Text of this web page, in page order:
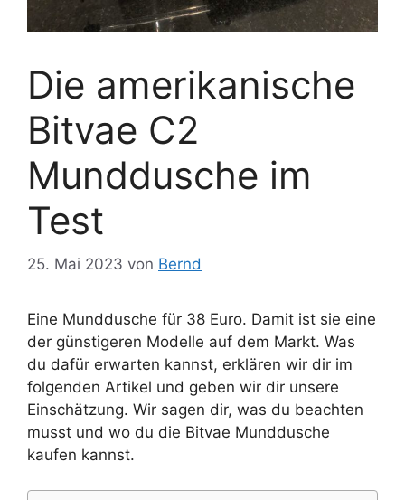
Die amerikanische
Bitvae C2
Munddusche im
Test
25. Mai 2023 von Bernd
Eine Munddusche für 38 Euro. Damit ist sie eine
der günstigeren Modelle auf dem Markt. Was
du dafür erwarten kannst, erklären wir dir im
folgenden Artikel und geben wir dir unsere
Einschätzung. Wir sagen dir, was du beachten
musst und wo du die Bitvae Munddusche
kaufen kannst.